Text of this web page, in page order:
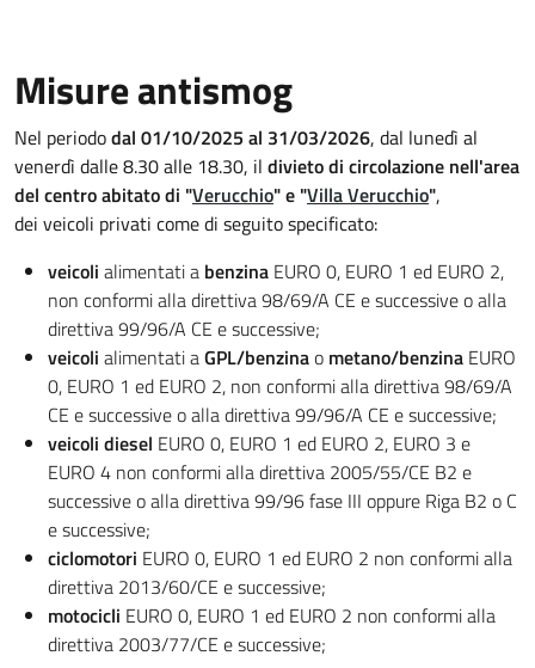
Misure antismog
Nel periododal 01/10/2025 al 31/03/2026, dal lunedì al
venerdì dalle 8.30 alle 18.30, il divieto di circolazione nell'area
del centro abitato di "Verucchio" e "Villa Verucchio",
dei veicoli privati come di seguito specificato:
veicoli alimentati a benzina EURO 0, EURO 1 ed EURO 2,
non conformi alla direttiva 98/69/A CE e successive o alla
direttiva 99/96/A CE e successive;
veicoli alimentati aGPL/benzinao metano/benzina EURO
0, EURO 1 ed EURO 2, non conformi alla direttiva 98/69/A
CE e successive o alla direttiva 99/96/A CE e successive;
veicoli diesel EURO 0, EURO 1 ed EURO 2, EURO 3 e
EURO 4 non conformi alla direttiva 2005/55/CE B2 e
successive o alla direttiva 99/96 fase III oppure Riga B2 o C
e successive;
ciclomotori EURO 0, EURO 1 ed EURO 2 non conformi alla
direttiva 2013/60/CE e successive;
motocicli EURO 0, EURO 1 ed EURO 2 non conformi alla
direttiva 2003/77/CE e successive;